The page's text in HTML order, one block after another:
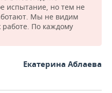
испытание, но тем не
Мы не видим
По каждому
Екатерина Аблаева